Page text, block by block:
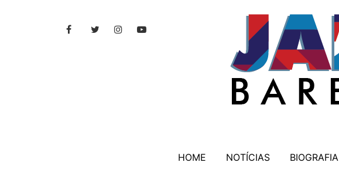
HOME NOTÍCIAS BIOGRAFIA